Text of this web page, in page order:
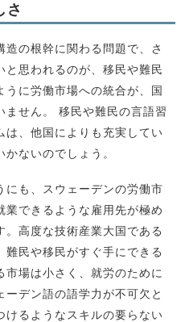
さ
造の根幹に関わる問題で、さ
と思われるのが、移民や難民
に労働市場への統合が、国
ません。 移民や難民の言語習
は、他国によりも充実してい
ないのでしょう。
にも、スウェーデンの労働市
できるような雇用先が極め
高度な技術産業大国である
難民や移民がすぐ手にできる
市場は小さく、就労のために
デン語の語学力が不可欠と
けるようなスキルの要らない